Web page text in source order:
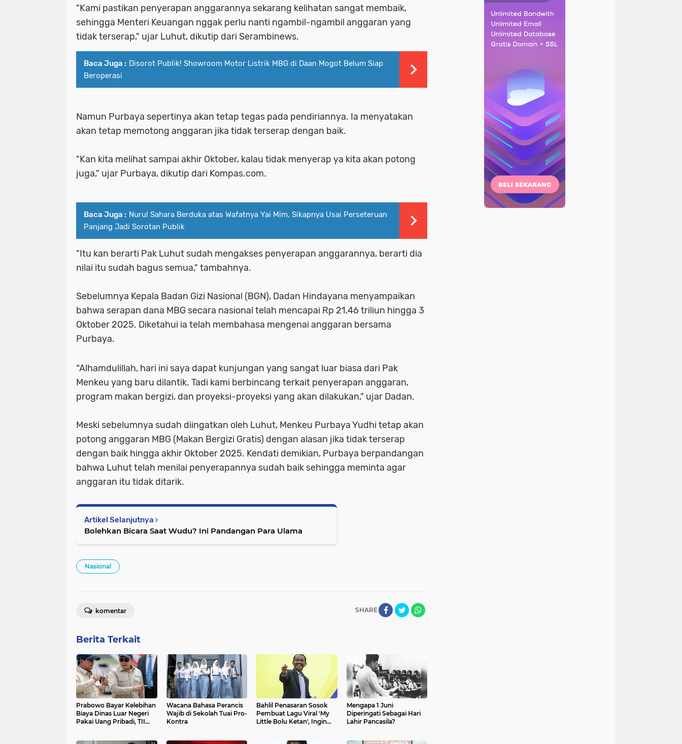
"Kami pastikan penyerapan anggarannya sekarang kelihatan sangat membaik,
sehingga Menteri Keuangan nggak perlu nanti ngambil-ngambil anggaran yang
tidak terserap," ujar Luhut, dikutip dari Serambinews.
Baca Juga : Disorot Publik! Showroom Motor Listrik MBG di Daan Mogot Belum Siap
Beroperasi
Namun Purbaya sepertinya akan tetap tegas pada pendiriannya. Ia menyatakan
akan tetap memotong anggaran jika tidak terserap dengan baik.
"Kan kita melihat sampai akhir Oktober, kalau tidak menyerap ya kita akan potong
juga," ujar Purbaya, dikutip dari Kompas.com.
Baca Juga : Nurul Sahara Berduka atas Wafatnya Yai Mim, Sikapnya Usai Perseteruan
Panjang Jadi Sorotan Publik
"Itu kan berarti Pak Luhut sudah mengakses penyerapan anggarannya, berarti dia
nilai itu sudah bagus semua," tambahnya.
Sebelumnya Kepala Badan Gizi Nasional (BGN), Dadan Hindayana menyampaikan
bahwa serapan dana MBG secara nasional telah mencapai Rp 21,46 triliun hingga 3
Oktober 2025. Diketahui ia telah membahasa mengenai anggaran bersama
Purbaya.
“Alhamdulillah, hari ini saya dapat kunjungan yang sangat luar biasa dari Pak
Menkeu yang baru dilantik. Tadi kami berbincang terkait penyerapan anggaran,
program makan bergizi, dan proyeksi-proyeksi yang akan dilakukan,” ujar Dadan.
Meski sebelumnya sudah diingatkan oleh Luhut, Menkeu Purbaya Yudhi tetap akan
potong anggaran MBG (Makan Bergizi Gratis) dengan alasan jika tidak terserap
dengan baik hingga akhir Oktober 2025. Kendati demikian, Purbaya berpandangan
bahwa Luhut telah menilai penyerapannya sudah baik sehingga meminta agar
anggaran itu tidak ditarik.
Artikel Selanjutnya
Bolehkan Bicara Saat Wudu? Ini Pandangan Para Ulama
Nasional
SHARE
komentar
Berita Terkait
Prabowo Bayar Kelebihan
Biaya Dinas Luar Negeri
Pakai Uang Pribadi, TII
Wacana Bahasa Perancis
Wajib di Sekolah Tuai Pro-
Kontra
Bahlil Penasaran Sosok
Pembuat Lagu Viral 'My
Little Bolu Ketan', Ingin
Mengapa 1 Juni
Diperingati Sebagai Hari
Lahir Pancasila?